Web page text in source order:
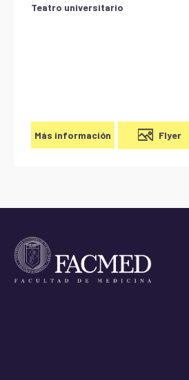
Teatro universitario
Más información Flyer